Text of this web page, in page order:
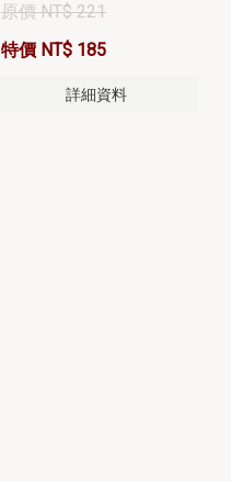
原價 NT$ 221
特價 NT$ 185
詳細資料